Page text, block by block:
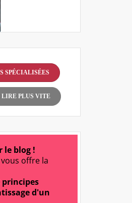
SPÉCIALISÉES
LIRE PLUS VITE